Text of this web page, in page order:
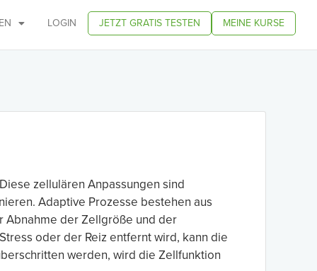
LOGIN JETZT GRATIS TESTEN MEINE KURSE
zellulären Anpassungen sind
Adaptive Prozesse bestehen aus
Abnahme der Zellgröße und der
oder der Reiz entfernt wird, kann die
werden, wird die Zellfunktion